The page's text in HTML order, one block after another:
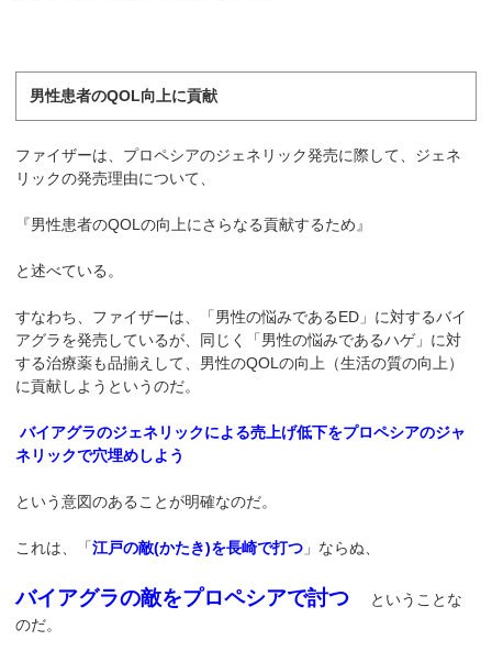
男性患者のQOL向上に貢献
ファイザーは、プロペシアのジェネリック発売に際して、ジェネ
リックの発売理由について、
『男性患者のQOLの向上にさらなる貢献するため』
と述べている。
すなわち、ファイザーは、「男性の悩みであるED」に対するバイ
アグラを発売しているが、同じく「男性の悩みであるハゲ」に対
する治療薬も品揃えして、男性のQOLの向上（生活の質の向上）
に貢献しようというのだ。
バイアグラのジェネリックによる売上げ低下をプロペシアのジャ
ネリックで穴埋めしよう
という意図のあることが明確なのだ。
これは、「江戸の敵(かたき)を長崎で打つ 」ならぬ、
バイアグラの敵をプロペシアで討つ
ということな
のだ。